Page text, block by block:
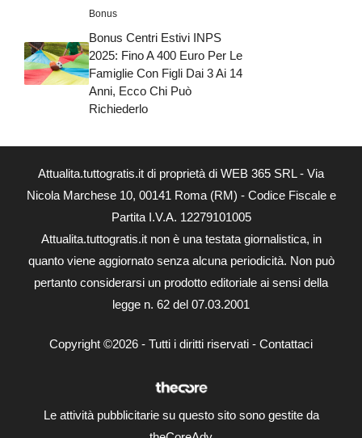
Bonus
Bonus Centri Estivi INPS
2025: Fino A 400 Euro Per Le
Famiglie Con Figli Dai 3 Ai 14
Anni, Ecco Chi Può
Richiederlo
Attualita.tuttogratis.it di proprietà di WEB 365 SRL - Via
Nicola Marchese 10, 00141 Roma (RM) - Codice Fiscale e
Partita I.V.A. 12279101005
Attualita.tuttogratis.it non è una testata giornalistica, in
quanto viene aggiornato senza alcuna periodicità. Non può
pertanto considerarsi un prodotto editoriale ai sensi della
legge n. 62 del 07.03.2001
Copyright ©2026 - Tutti i diritti riservati - Contattaci
Le attività pubblicitarie su questo sito sono gestite da